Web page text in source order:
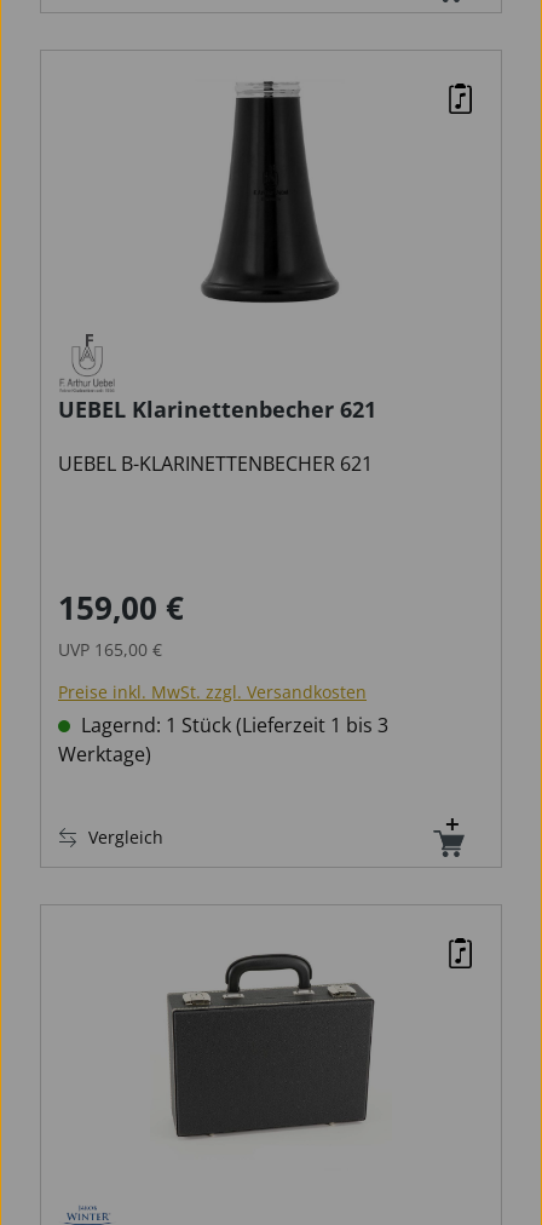
UEBEL Klarinettenbecher 621
UEBEL B-KLARINETTENBECHER 621
Verkaufspreis:
159,00 €
UVP 165,00 €
Preise inkl. MwSt. zzgl. Versandkosten
Lagernd: 1 Stück (Lieferzeit 1 bis 3
Werktage)
Vergleich